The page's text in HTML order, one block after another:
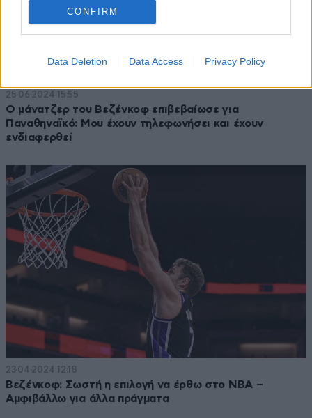
CONFIRM
Data Deletion Data Access Privacy Policy
25·06·2024 15:55
Ο μάνατζερ του Βεζένκοφ επιβεβαίωσε για
Παναθηναϊκό: Μου έχουν τηλεφωνήσει και έχουν
ενδιαφερθεί
23·04·2024 12:18
Βεζένκοφ: Σωστή η επιλογή να έρθω στο ΝΒΑ –
Αμφιβάλλω για άλλα πράγματα